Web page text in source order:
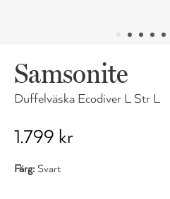
Samsonite
Duffelväska Ecodiver L Str L
1.799 kr
Färg: Svart